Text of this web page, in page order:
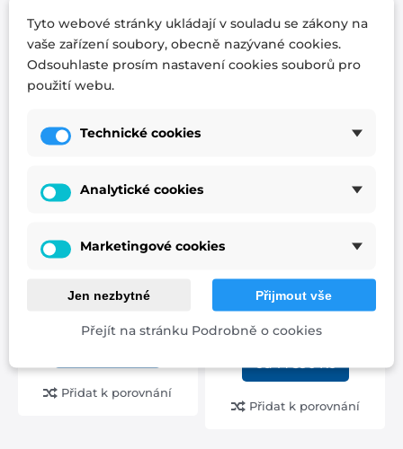
doprava zdarma
záruka 5let
matrace HERBAPUR
Komfortní partnerská
heřmánkovým extraktem
Přidat k porovnání
doprava zdarma
záruka 5let
matrace HERBAPUR
pohodlná matrace
obsahuje paměťovou
pěnu s...
od 14 590 Kč
Přidat k porovnání
Tyto webové stránky ukládají v souladu se zákony na
vaše zařízení soubory, obecně nazývané cookies.
Odsouhlaste prosím nastavení cookies souborů pro
použití webu.
Technické cookies
Analytické cookies
Marketingové cookies
Jen nezbytné Přijmout vše
Přejít na stránku Podrobně o cookies